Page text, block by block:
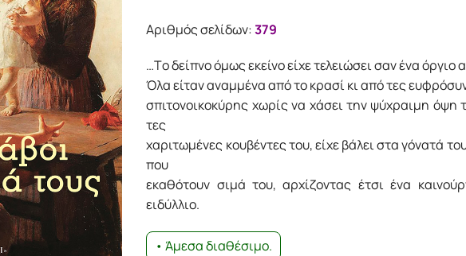
Αριθμός σελίδων:379
…Tο δείπνο όμως εκείνο είχε τελειώσει σαν ένα όργιο
Όλα είταν αναμμένα από το κρασί κι από τες
σπιτονοικοκύρης χωρίς να χάσει την ψύχραιμη όψη
τες
χαριτωμένες κουβέντες του, είχε βάλει στα γόνατά
που
εκαθότουν σιμά του, αρχίζοντας έτσι ένα
ειδύλλιο.
• Άμεσα διαθέσιμο.